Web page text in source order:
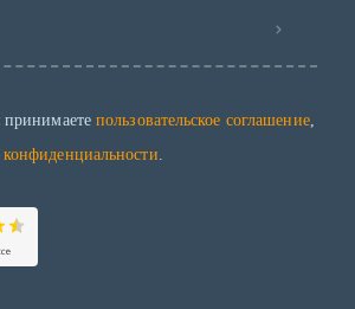
принимаете пользовательское соглашение,